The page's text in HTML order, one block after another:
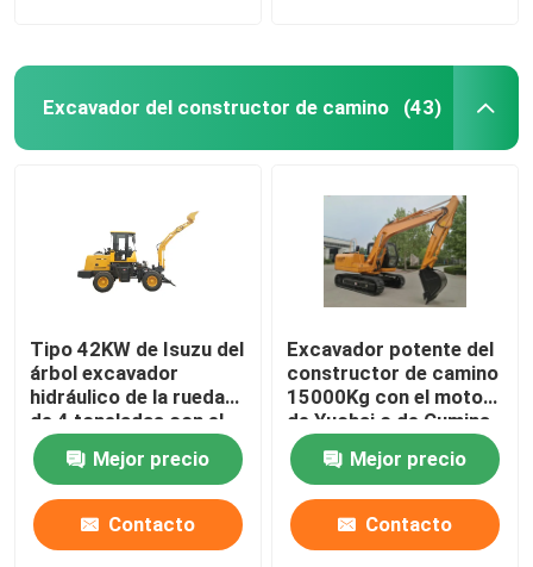
Excavador del constructor de camino (43)
Tipo 42KW de Isuzu del
árbol excavador
hidráulico de la rueda
de 4 toneladas con el
martillo hidráulico
Mejor precio
Contacto
Excavador potente del
constructor de camino
15000Kg con el motor
de Yuchai o de Cumins
Mejor precio
Contacto